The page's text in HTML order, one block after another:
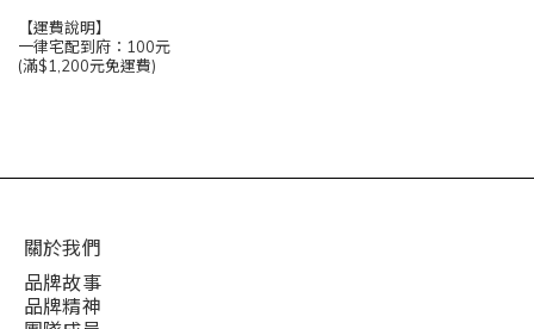
【運費說明】
一律宅配到府：100元
(滿$1,200元免運費)
關於我們
品牌故事
品牌精神